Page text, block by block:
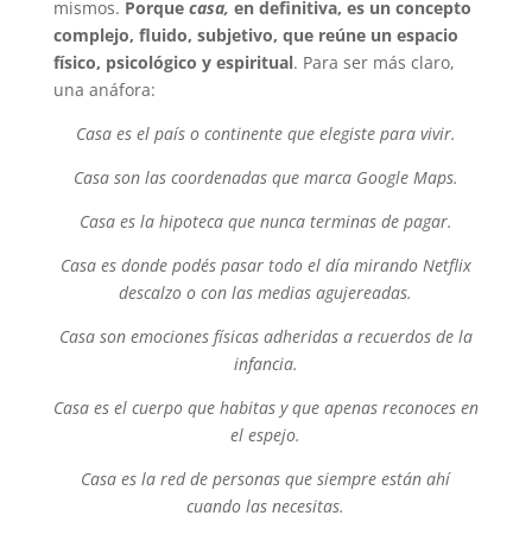
mismos. Porquecasa, en definitiva, es un concepto
complejo, fluido, subjetivo, que reúne un espacio
físico, psicológico y espiritual. Para ser más claro,
una anáfora:
Casa es el país o continente que elegiste para vivir.
Casa son las coordenadas que marca Google Maps.
Casa es la hipoteca que nunca terminas de pagar.
Casa es donde podés pasar todo el día mirando Netflix
descalzo o con las medias agujereadas.
Casa son emociones físicas adheridas a recuerdos de la
infancia.
Casa es el cuerpo que habitas y que apenas reconoces en
el espejo.
Casa es la red de personas que siempre están ahí
cuando las necesitas.